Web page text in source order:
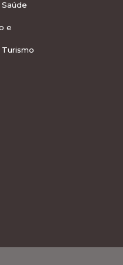
e
Turismo